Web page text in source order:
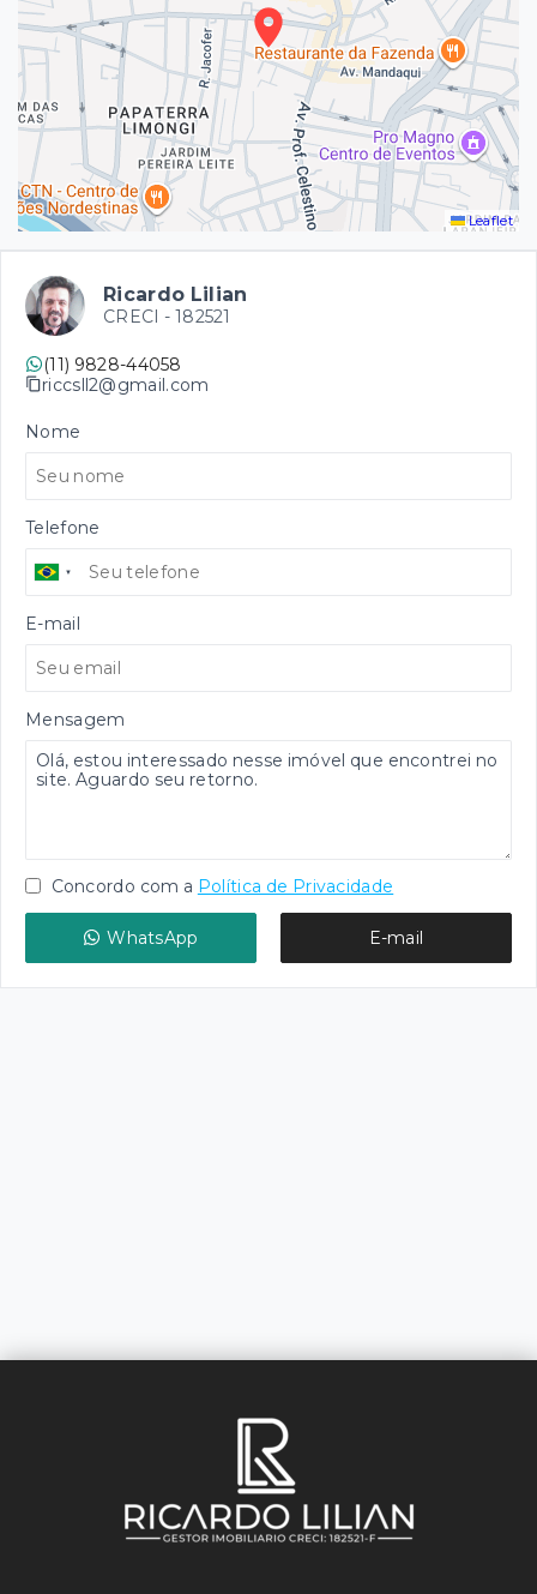
Leaflet
Ricardo Lilian
CRECI - 182521
(11) 9828-44058
riccsll2@gmail.com
Nome
Telefone
E-mail
Mensagem
Concordo com a Política de Privacidade
WhatsApp E-mail